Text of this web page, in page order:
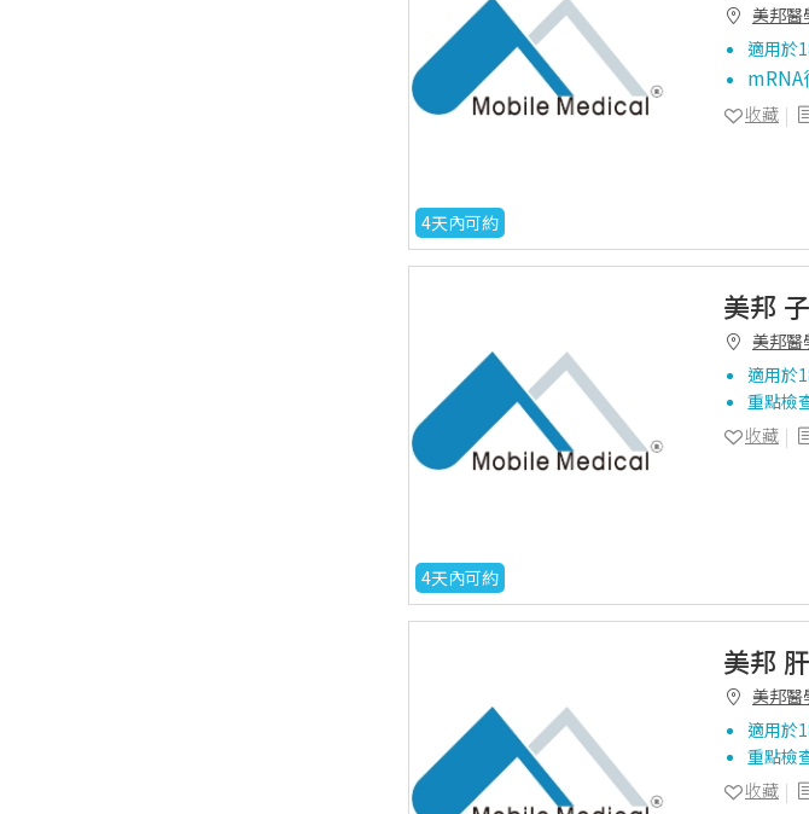
4天內可約
美邦醫
適用於
收藏
4天內可約
美邦
美邦醫
適用於
重點檢
收藏
美邦
美邦醫
適用於
重點檢
收藏